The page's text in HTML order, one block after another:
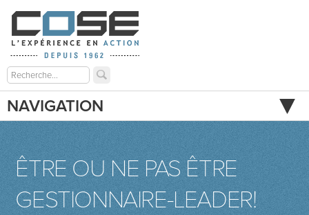
NAVIGATION
ÊTRE OU NE PAS ÊTRE
GESTIONNAIRE-LEADER!